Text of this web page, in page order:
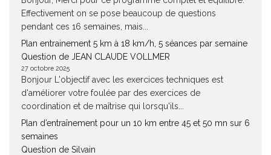
Effectivement on se pose beaucoup de questions
pendant ces 16 semaines, mais...
Plan entrainement 5 km à 18 km/h, 5 séances par semaine
Question de JEAN CLAUDE VOLLMER
27 octobre 2025
Bonjour L'objectif avec les exercices techniques est
d'améliorer votre foulée par des exercices de
coordination et de maîtrise qui lorsqu'ils...
Plan d’entraînement pour un 10 km entre 45 et 50 mn sur 6
semaines
Question de Silvain